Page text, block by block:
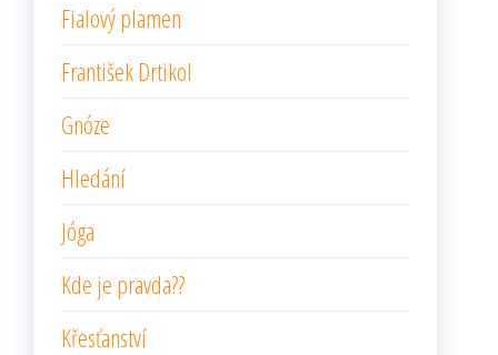
Fialový plamen
František Drtikol
Gnóze
Hledání
Jóga
Kde je pravda??
Křesťanství